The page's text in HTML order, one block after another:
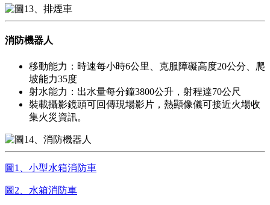
消防機器人
移動能力：時速每小時6公里、克服障礙高度20公分、爬
坡能力35度
射水能力：出水量每分鐘3800公升，射程達70公尺
裝載攝影鏡頭可回傳現場影片，熱顯像儀可接近火場收
集火災資訊。
圖1、小型水箱消防車
圖2、水箱消防車